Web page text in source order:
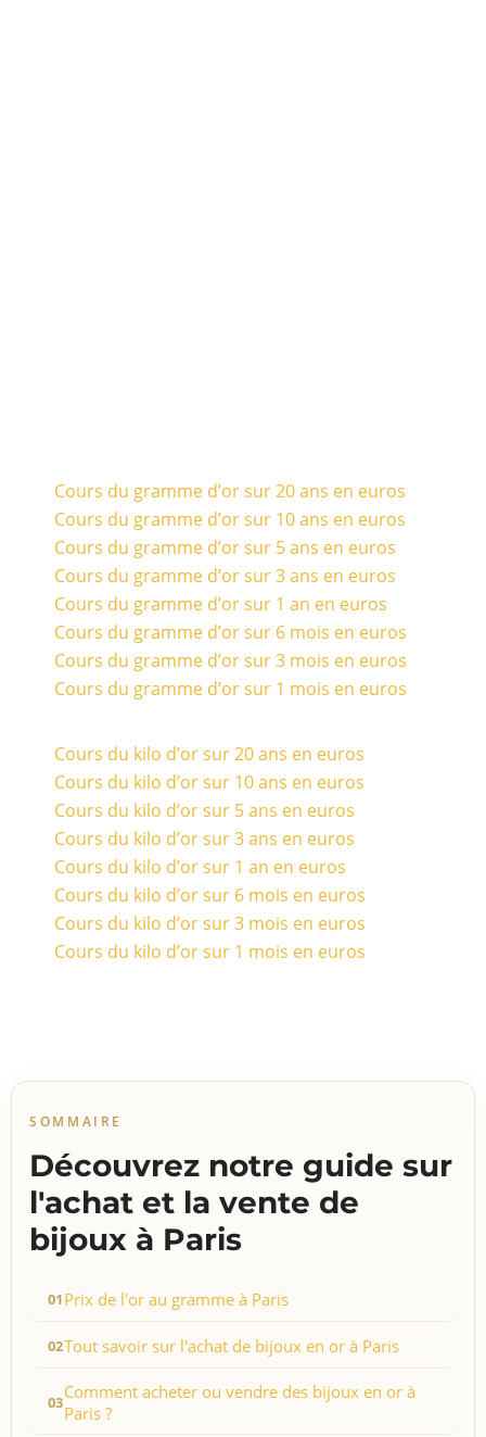
Cours du gramme d’or sur 20 ans en euros
Cours du gramme d’or sur 10 ans en euros
Cours du gramme d’or sur 5 ans en euros
Cours du gramme d’or sur 3 ans en euros
Cours du gramme d’or sur 1 an en euros
Cours du gramme d’or sur 6 mois en euros
Cours du gramme d’or sur 3 mois en euros
Cours du gramme d’or sur 1 mois en euros
Cours du kilo d’or sur 20 ans en euros
Cours du kilo d’or sur 10 ans en euros
Cours du kilo d’or sur 5 ans en euros
Cours du kilo d’or sur 3 ans en euros
Cours du kilo d’or sur 1 an en euros
Cours du kilo d’or sur 6 mois en euros
Cours du kilo d’or sur 3 mois en euros
Cours du kilo d’or sur 1 mois en euros
SOMMAIRE
Découvrez notre guide sur
l'achat et la vente de
bijoux à Paris
Prix de l'or au gramme à Paris
Tout savoir sur l'achat de bijoux en or à Paris
Comment acheter ou vendre des bijoux en or à
Paris ?